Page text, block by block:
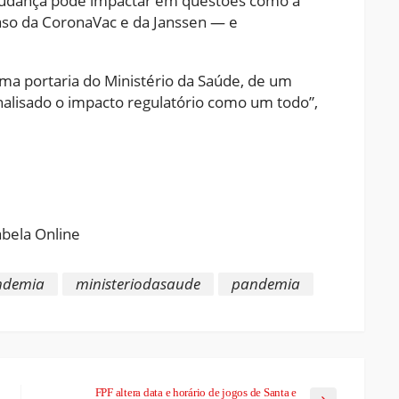
da CoronaVac e da Janssen — e
portaria do Ministério da Saúde, de um
o impacto regulatório como um todo”,
ministeriodasaude pandemia
FPF altera data e horário de jogos de Santa e